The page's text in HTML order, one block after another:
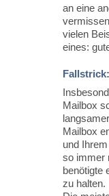
an eine
vielen
eines:
Mailbox
Mailbox
und
so immer
benötigte
zu halten.